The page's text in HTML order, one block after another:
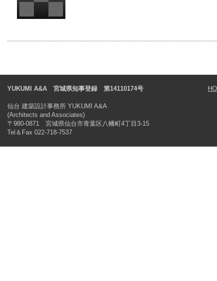
YUKUMI A&A 宮城県知事登録 第14110174号
仙台 建築設計事務所 YUKUMI A&A
(Architects and Associates)
〒980-0871 宮城県仙台市青葉区八幡町4丁目3-15
Tel＆Fax 022-718-7537